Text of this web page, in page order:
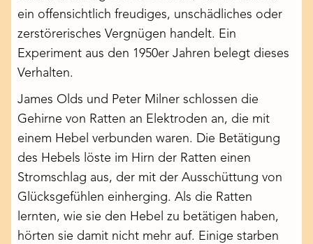
ein offensichtlich freudiges, unschädliches oder
zerstörerisches Vergnügen handelt. Ein
Experimentaus den 1950er Jahren belegt dieses
Verhalten.
James Olds und Peter Milner schlossen die
Gehirne von Ratten an Elektroden an, die mit
einem Hebel verbunden waren. Die Betätigung
des Hebels löste im Hirn der Ratten einen
Stromschlag aus, der mit der Ausschüttung von
Glücksgefühlen einherging. Als die Ratten
lernten, wie sie den Hebel zu betätigen haben,
hörten sie damit nicht mehr auf. Einige starben